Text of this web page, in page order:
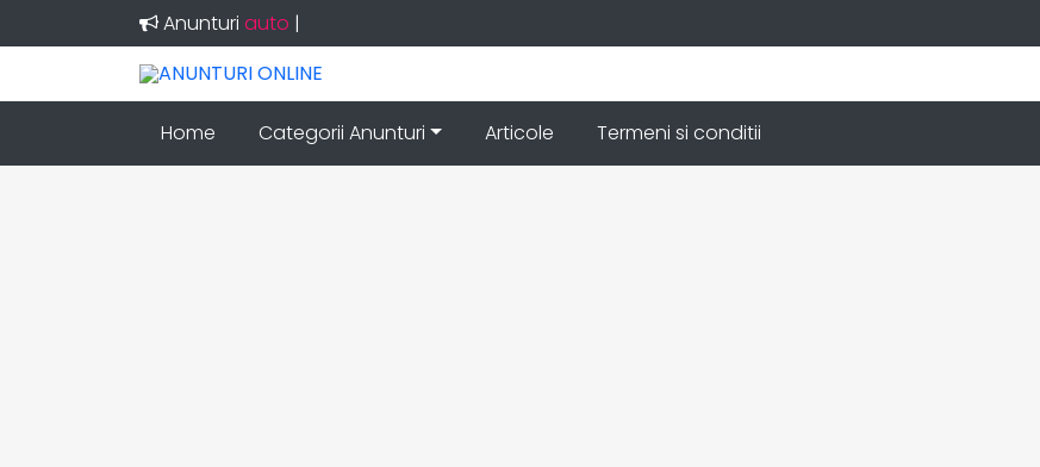
Anunturi auto |
Home Categorii Anunturi Articole Termeni si conditii